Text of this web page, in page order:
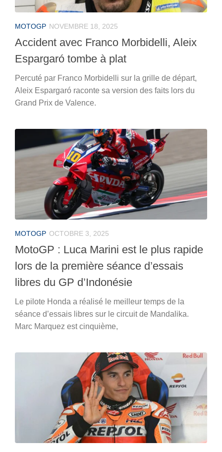
MOTOGP NOVEMBRE 18, 2025
Accident avec Franco Morbidelli, Aleix
Espargaró tombe à plat
Percuté par Franco Morbidelli sur la grille de départ,
Aleix Espargaró raconte sa version des faits lors du
Grand Prix de Valence.
MOTOGP OCTOBRE 3, 2025
MotoGP : Luca Marini est le plus rapide
lors de la première séance d’essais
libres du GP d’Indonésie
Le pilote Honda a réalisé le meilleur temps de la
séance d’essais libres sur le circuit de Mandalika.
Marc Marquez est cinquième,